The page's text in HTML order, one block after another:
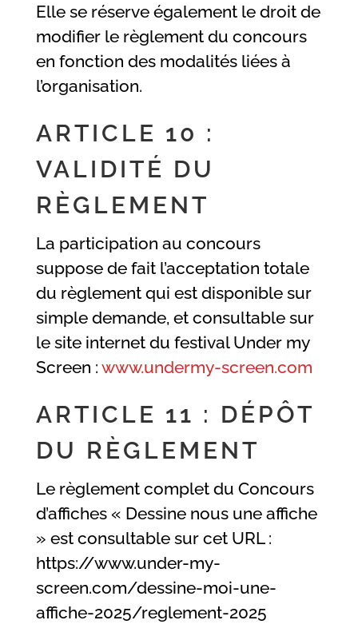
Elle se réserve également le droit de
modifier le règlement du concours
en fonction des modalités liées à
l’organisation.
ARTICLE 10 :
VALIDITÉ DU
RÈGLEMENT
La participation au concours
suppose de fait l’acceptation totale
du règlement qui est disponible sur
simple demande, et consultable sur
le site internet du festival Under my
Screen : www.undermy-screen.com
ARTICLE 11 : DÉPÔT
DU RÈGLEMENT
Le règlement complet du Concours
d’affiches « Dessine nous une affiche
» est consultable sur cet URL :
https://www.under-my-
screen.com/dessine-moi-une-
affiche-2025/reglement-2025